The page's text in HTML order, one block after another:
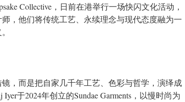
Collective，日前在港举行一场快闪文化活动，
，他们将传统工艺、永续理念与现代态度融为一
，而是把自家几千年工艺、色彩与哲学，演绎成
于2024年创立的Sundae Garments，以慢时尚为